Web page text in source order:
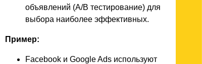
объявлений (A/B тестирование) для
выбора наиболее эффективных.
Пример:
Facebook и Google Ads используют